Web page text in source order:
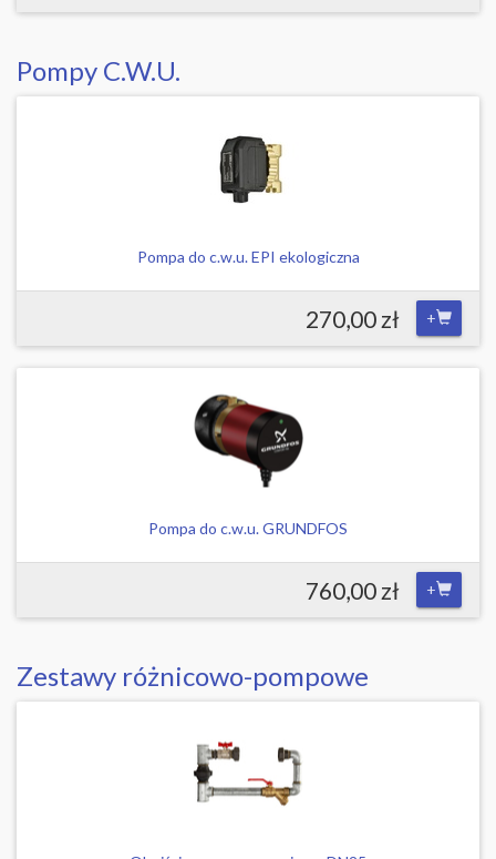
Pompy C.W.U.
Pompa do c.w.u. EPI ekologiczna
270,00 zł +
Pompa do c.w.u. GRUNDFOS
760,00 zł +
Zestawy różnicowo-pompowe